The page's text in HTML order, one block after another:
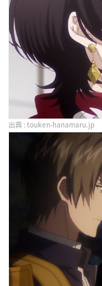
touken-hanamaru.jp